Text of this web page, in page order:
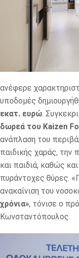
ανέφερε
υποδομές
εκατ. ευρώ.
δωρεά του Kaizen
ανάπλαση του
παιδικής χαράς, την
και παιδιά, καθώς
πυράντοχες θύρες.
ανακαίνιση του
χρόνια», τόνισε ο
Κωνσταντόπουλος.